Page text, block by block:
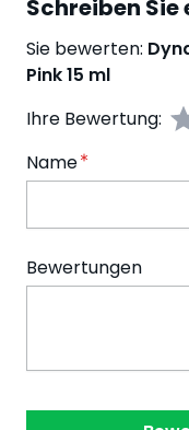
Schreiben Sie
Sie bewerten:
Pink 15 ml
Ihre Bewertung:
Name
Bewertungen